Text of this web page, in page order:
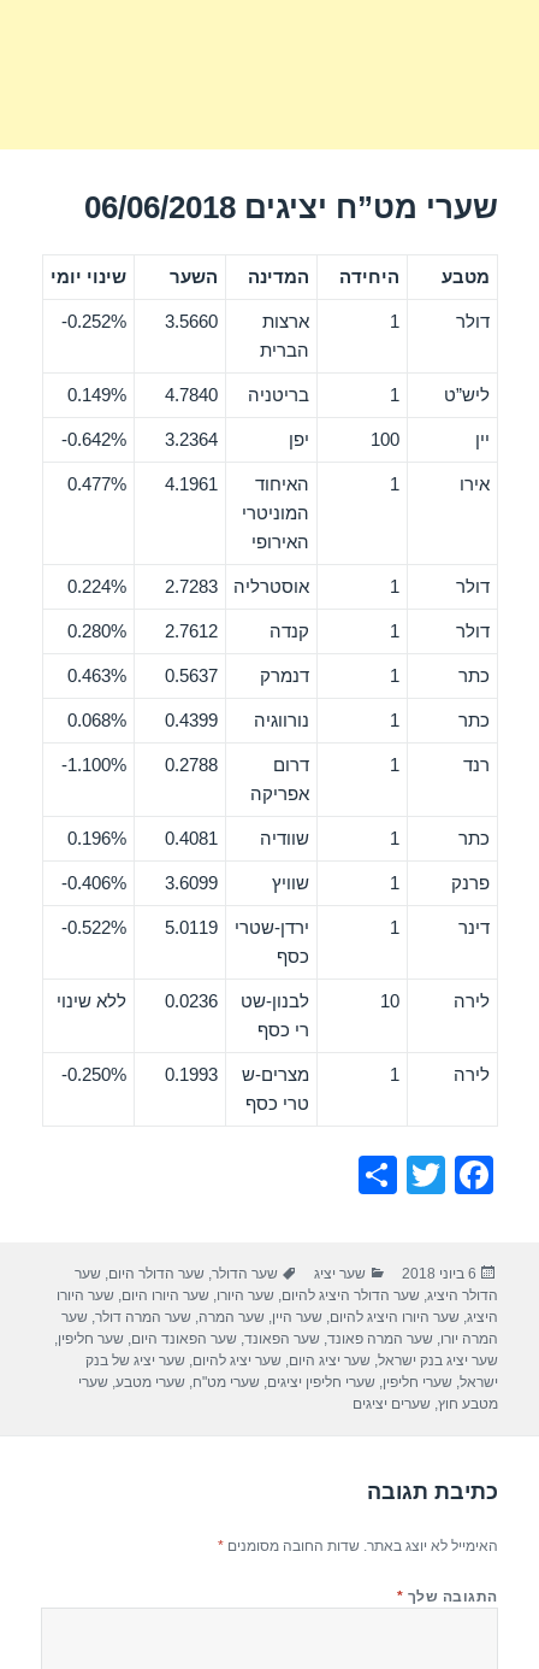
שערי מט”ח יציגים 06/06/2018
מטבע היחידה המדינה השער שינוי יומי
דולר 1
ארצות
הברית
3.5660
0.252%-
ליש”ט 1 בריטניה 4.7840
0.149%
יין 100 יפן 3.2364
0.642%-
אירו 1
האיחוד
המוניטרי
האירופי
4.1961
0.477%
דולר 1 אוסטרליה 2.7283
0.224%
דולר 1 קנדה 2.7612
0.280%
כתר 1 דנמרק 0.5637
0.463%
כתר 1 נורווגיה 0.4399
0.068%
רנד 1
דרום
אפריקה
0.2788
1.100%-
כתר 1 שוודיה 0.4081
0.196%
פרנק 1 שוויץ 3.6099
0.406%-
דינר 1
ירדן-שטרי
כסף
5.0119
0.522%-
לירה 10
לבנון-שט
רי כסף
0.0236 ללא שינוי
לירה 1
מצרים-ש
טרי כסף
0.1993
0.250%-
F
e
b
o
o
T
er
e
פורסם
בתאריך
6 ביוני 2018 קטגוריות
שער יציג תגיות
שער הדולר,שער הדולר היום,שער
הדולר היציג,שער הדולר היציג להיום,שער היורו,שער היורו היום,שער היורו
היציג,שער היורו היציג להיום,שער היין,שער המרה,שער המרה דולר,שער
המרה יורו,שער המרה פאונד,שער הפאונד,שער הפאונד היום,שער חליפין,
שער יציג בנק ישראל,שער יציג היום,שער יציג להיום,שער יציג של בנק
ישראל,שערי חליפין,שערי חליפין יציגים,שערי מט"ח,שערי מטבע,שערי
מטבע חוץ,שערים יציגים
כתיבת תגובה
האימייל לא יוצג באתר. שדות החובה מסומנים*
התגובה שלך *